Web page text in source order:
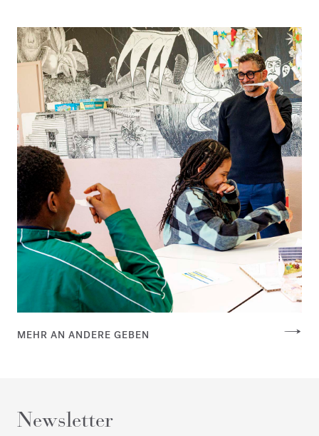
MEHR AN ANDERE GEBEN
Newsletter